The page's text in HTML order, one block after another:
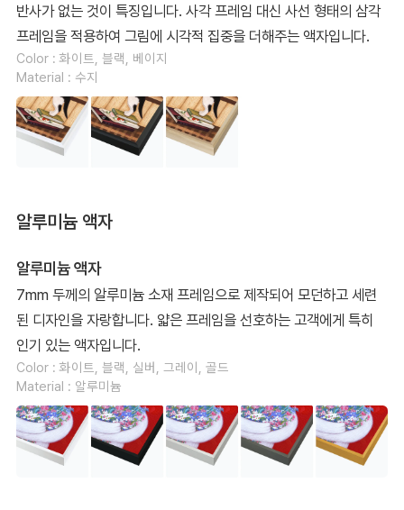
반사가 없는 것이 특징입니다. 사각 프레임 대신 사선 형태의 삼각
프레임을 적용하여 그림에 시각적 집중을 더해주는 액자입니다.
Color : 화이트, 블랙, 베이지
Material : 수지
알루미늄 액자
알루미늄 액자
7mm 두께의 알루미늄 소재 프레임으로 제작되어 모던하고 세련
된 디자인을 자랑합니다. 얇은 프레임을 선호하는 고객에게 특히
인기 있는 액자입니다.
Color : 화이트, 블랙, 실버, 그레이, 골드
Material : 알루미늄